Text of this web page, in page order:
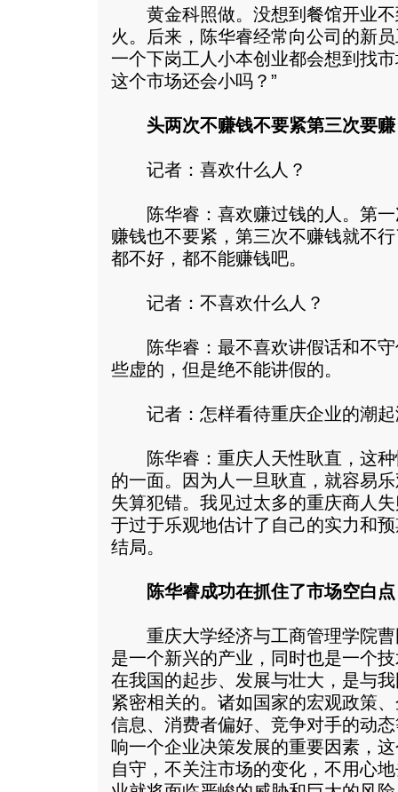
黄金科照做。没想到餐馆开业不
火。后来，陈华睿经常向公司的新
一个下岗工人小本创业都会想到找
这个市场还会小吗？”
头两次不赚钱不要紧第三次要赚
记者：喜欢什么人？
陈华睿：喜欢赚过钱的人。第一
赚钱也不要紧，第三次不赚钱就不
都不好，都不能赚钱吧。
记者：不喜欢什么人？
陈华睿：最不喜欢讲假话和不守
些虚的，但是绝不能讲假的。
记者：怎样看待重庆企业的潮起
陈华睿：重庆人天性耿直，这种
的一面。因为人一旦耿直，就容易
失算犯错。我见过太多的重庆商人
于过于乐观地估计了自己的实力和
结局。
陈华睿成功在抓住了市场空白点
重庆大学经济与工商管理学院曹
是一个新兴的产业，同时也是一个
在我国的起步、发展与壮大，是与
紧密相关的。诸如国家的宏观政策
信息、消费者偏好、竞争对手的动
响一个企业决策发展的重要因素，
自守，不关注市场的变化，不用心